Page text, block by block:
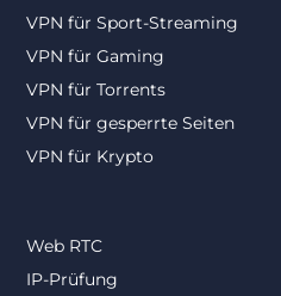
VPN für Sport-Streaming
VPN für Gaming
VPN für Torrents
VPN für gesperrte Seiten
VPN für Krypto
Web RTC
IP-Prüfung